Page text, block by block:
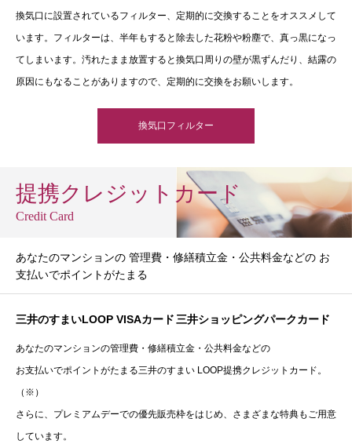
換気口に設置されているフィルター、定期的に交換することをオススメして
います。フィルターは、半年もすると除去した花粉や粉塵で、真っ黒になっ
てしまいます。汚れたまま放置すると換気口周りの壁が黒ずんだり、結露の
原因にもなることがありますので、定期的に交換をお願いします。
換気口フィルター
提携クレジットカード
Credit Card
あなたのマンションの 管理費・修繕積立金・公共料金などの お
支払いでポイントがたまる
三井のすまいLOOP VISAカード 三井ショッピングパークカード
あなたのマンションの管理費・修繕積立金・公共料金などの
お支払いでポイントがたまる三井のすまい LOOP提携クレジットカード。
（※）
さらに、プレミアムデーでの優先販売枠をはじめ、さまざまな特典もご用意
しています。